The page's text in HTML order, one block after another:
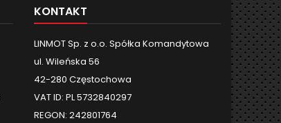
KONTAKT
LINMOT Sp. z o.o. Spółka Komandytowa
ul. Wileńska 56
42-280 Częstochowa
VAT ID: PL 5732840297
REGON: 242801764